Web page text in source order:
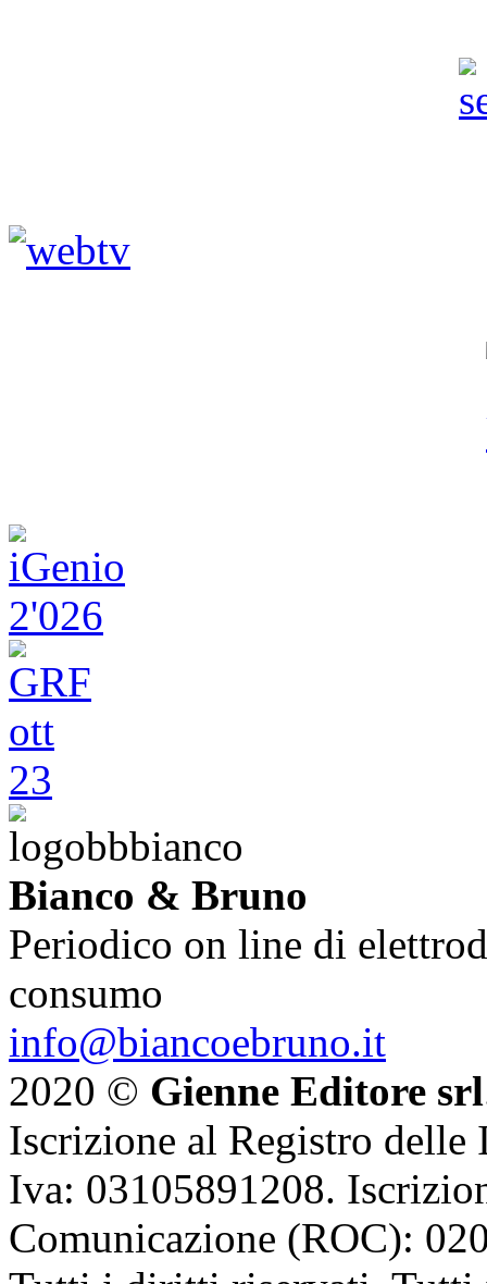
Bianco & Bruno
Periodico on line di
consumo
info@biancoebruno.it
2020 © Gienne Editore srl
Iscrizione al Registro delle
Iva: 03105891208.
Comunicazione (ROC):